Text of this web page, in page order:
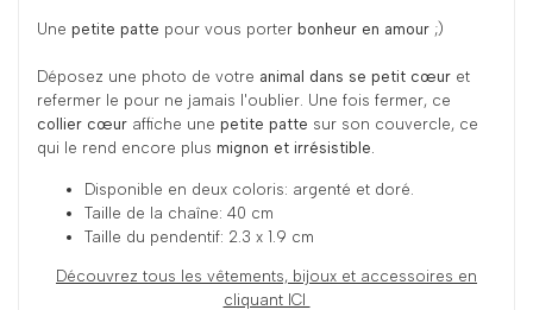
Une petite patte pour vous porter bonheur en amour ;)
Déposez une photo de votre animal dans se petit cœur et
refermer le pour ne jamais l'oublier. Une fois fermer, ce
collier cœur affiche une petite patte sur son couvercle, ce
qui le rend encore plus mignon et irrésistible.
Disponible en deux coloris: argenté et doré.
Taille de la chaîne: 40 cm
Taille du pendentif: 2.3 x 1.9 cm
Découvrez tous les vêtements, bijoux et accessoires en
cliquant ICI